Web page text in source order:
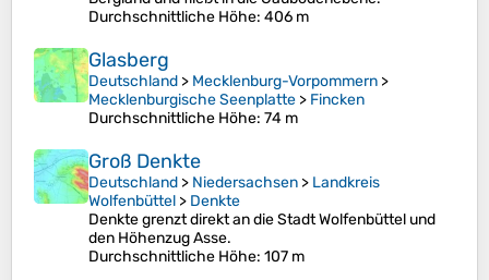
Durchschnittliche Höhe: 406 m
Glasberg
Deutschland > Mecklenburg-Vorpommern >
Mecklenburgische Seenplatte > Fincken
Durchschnittliche Höhe: 74 m
Groß Denkte
Deutschland > Niedersachsen > Landkreis
Wolfenbüttel > Denkte
Denkte grenzt direkt an die Stadt Wolfenbüttel und
den Höhenzug Asse.
Durchschnittliche Höhe: 107 m